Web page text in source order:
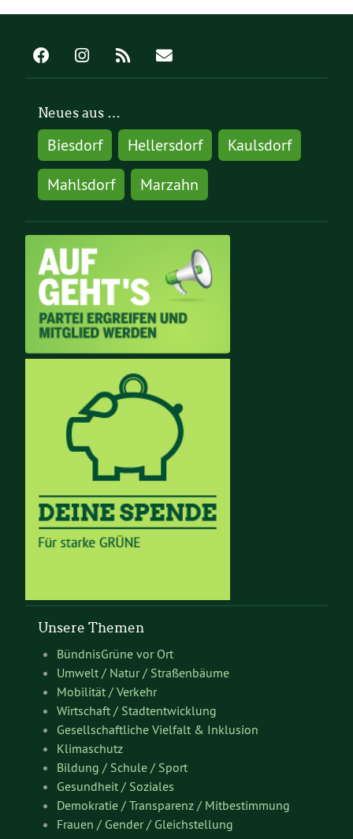
Neues aus …
Biesdorf Hellersdorf
Kaulsdorf
Mahlsdorf
Marzahn
Unsere Themen
BündnisGrüne vor Ort
Umwelt / Natur / Straßenbäume
Mobilität / Verkehr
Wirtschaft / Stadtentwicklung
Gesellschaftliche Vielfalt & Inklusion
Klimaschutz
Bildung / Schule / Sport
Gesundheit / Soziales
Demokratie / Transparenz / Mitbestimmung
Frauen / Gender / Gleichstellung